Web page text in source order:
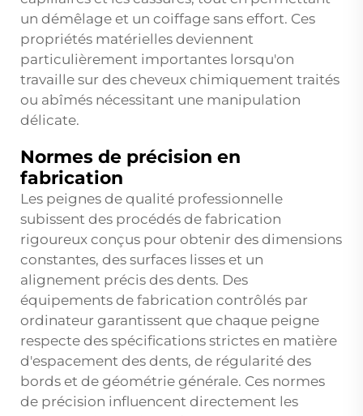
un démêlage et un coiffage sans effort. Ces
propriétés matérielles deviennent
particulièrement importantes lorsqu'on
travaille sur des cheveux chimiquement traités
ou abîmés nécessitant une manipulation
délicate.
Normes de précision en
fabrication
Les peignes de qualité professionnelle
subissent des procédés de fabrication
rigoureux conçus pour obtenir des dimensions
constantes, des surfaces lisses et un
alignement précis des dents. Des
équipements de fabrication contrôlés par
ordinateur garantissent que chaque peigne
respecte des spécifications strictes en matière
d'espacement des dents, de régularité des
bords et de géométrie générale. Ces normes
de précision influencent directement les